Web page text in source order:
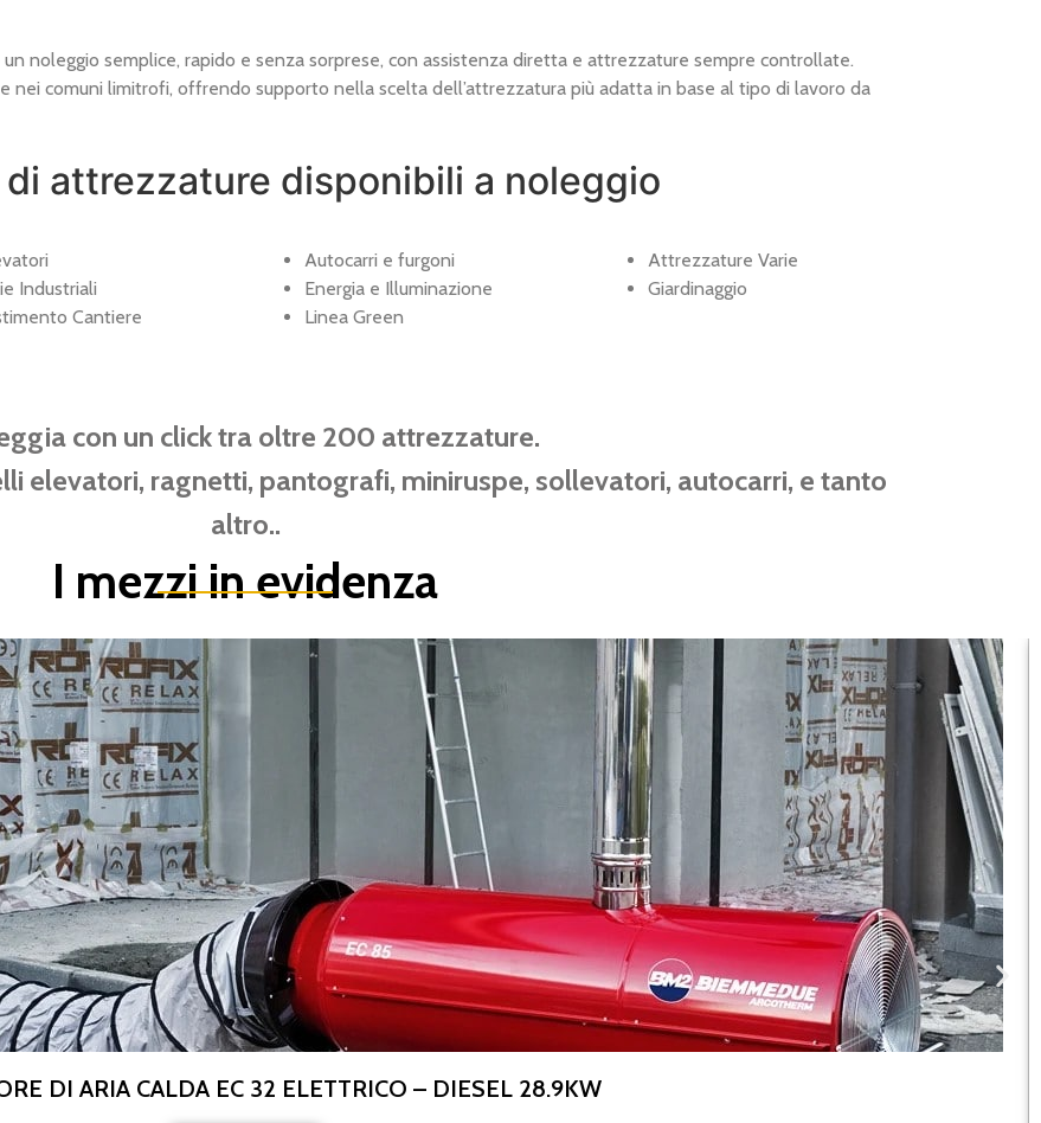
noleggio semplice, rapido e senza sorprese, con assistenza diretta e attrezzature sempre controllate.
nei comuni limitrofi, offrendo supporto nella scelta dell’attrezzatura più adatta in base al tipo di lavoro da
attrezzature disponibili a noleggio
Industriali
Cantiere
Autocarri e furgoni
Energia e Illuminazione
Linea Green
Attrezzature Varie
Giardinaggio
con un click tra oltre 200 attrezzature.
elevatori, ragnetti, pantografi, miniruspe, sollevatori, autocarri, e tanto
altro..
I mezzi in evidenza
DI ARIA CALDA EC 32 ELETTRICO – DIESEL 28.9KW